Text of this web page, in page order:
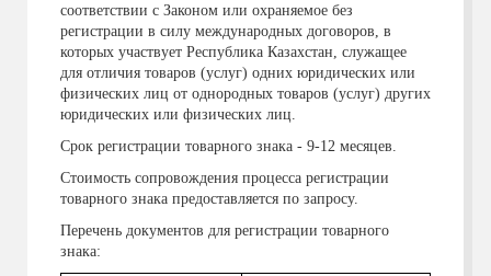
соответствии с Законом или охраняемое без
регистрации в силу международных договоров, в
которых участвует Республика Казахстан, служащее
для отличия товаров (услуг) одних юридических или
физических лиц от однородных товаров (услуг) других
юридических или физических лиц.
Срок регистрации товарного знака - 9-12 месяцев.
Стоимость сопровождения процесса регистрации
товарного знака предоставляется по запросу.
Перечень документов для регистрации товарного
знака: